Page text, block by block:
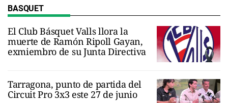
BASQUET
El Club Básquet Valls llora la
muerte de Ramón Ripoll Gayan,
exmiembro de su Junta Directiva
Tarragona, punto de partida del
Circuit Pro 3x3 este 27 de junio